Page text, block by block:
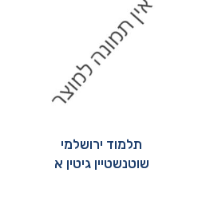
תלמוד ירושלמי
שוטנשטיין גיטין א